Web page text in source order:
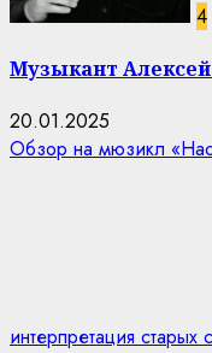
4
Музыкант
20.01.2025
Обзор на мюзикл
интерпретация старых